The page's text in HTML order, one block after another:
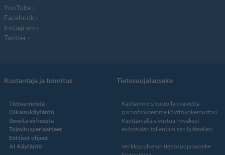
YouTube
Facebook
Instagram
Twitter
Kustantaja ja toimitus
Tietoa meistä
Oikaisukäytäntö
Ilmoita virheestä
Toimitusperiaatteet
Eettiset ohjeet
AI-käytäntö
Tietosuojalauseke
Käytämme sivustolla evästeitä
parantaaksemme käyttökokemustasi.
Käyttämällä sivustoa hyväksyt
evästeiden tallentamisen laitteellesi.
Verkkopalvelun tiedosuojalauseke